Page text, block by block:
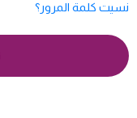
نسيت كلمة المرور؟